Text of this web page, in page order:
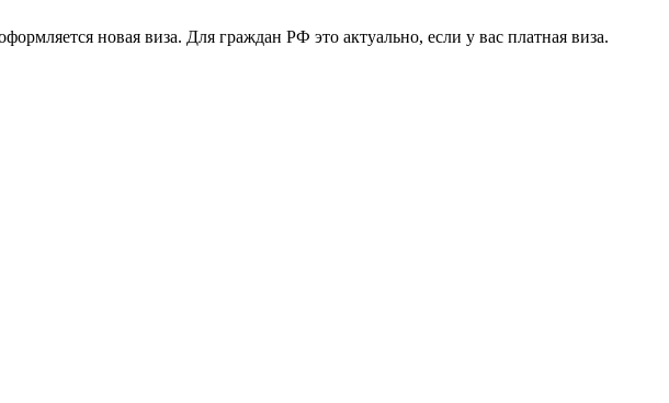
новая виза. Для граждан РФ это актуально, если у вас платная виза.